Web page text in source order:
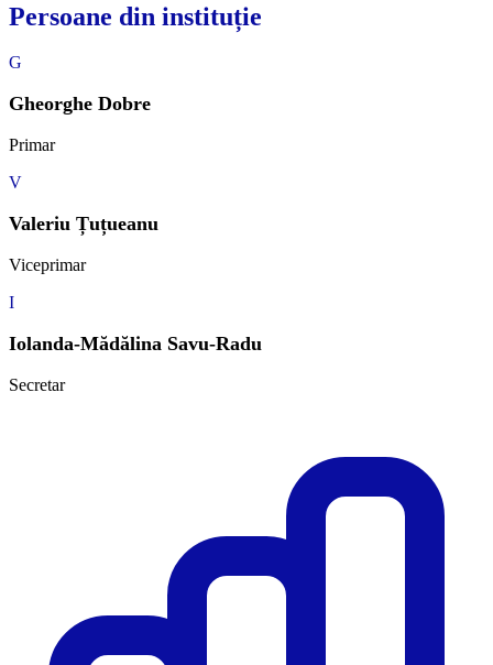
Persoane din instituție
G
Gheorghe Dobre
Primar
V
Valeriu Țuțueanu
Viceprimar
I
Iolanda-Mădălina Savu-Radu
Secretar